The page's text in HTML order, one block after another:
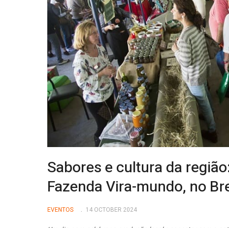
Sabores e cultura da
Fazenda Vira-mundo, no
EVENTOS 14 OCTOBER 2024